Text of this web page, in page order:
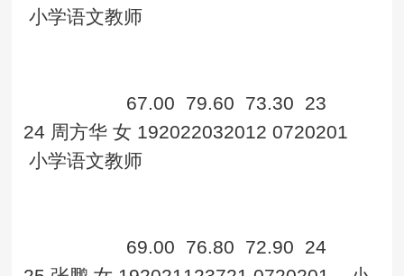
小学语文教师
67.00 79.60 73.30 23
24 周方华 女 192022032012 0720201
小学语文教师
69.00 76.80 72.90 24